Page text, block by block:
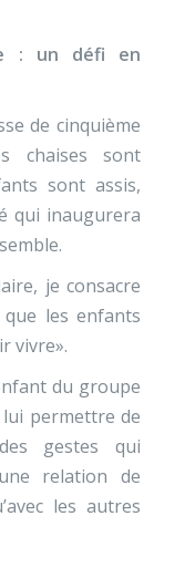
: un défi en
de cinquième
chaises sont
sont assis,
qui inaugurera
je consacre
les enfants
vivre».
du groupe
permettre de
gestes qui
relation de
les autres